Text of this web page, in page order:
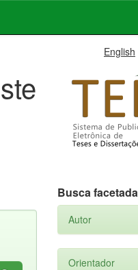
English
Busca facetada
Autor
Orientador